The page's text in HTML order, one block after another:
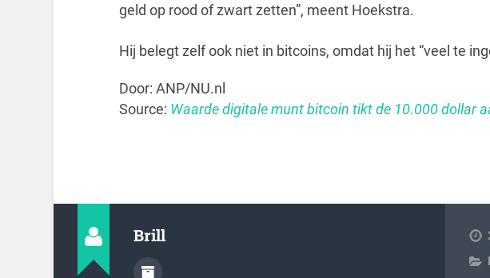
geld op rood of zwart zetten”, meent Hoekstra.
Hij belegt zelf ook niet in bitcoins, omdat hij het “veel te
Door: ANP/NU.nl
Source: Waarde digitale munt bitcoin tikt de 10.000 dollar
Brill